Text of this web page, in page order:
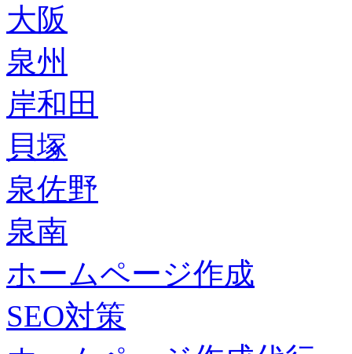
大阪
泉州
岸和田
貝塚
泉佐野
泉南
ホームページ作成
SEO対策